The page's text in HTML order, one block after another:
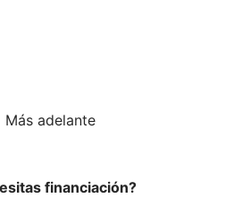
Más adelante
financiación?